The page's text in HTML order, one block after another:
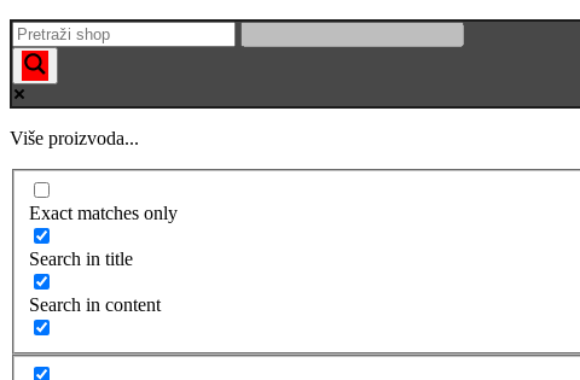
Više proizvoda...
Exact matches only
Search in title
Search in content